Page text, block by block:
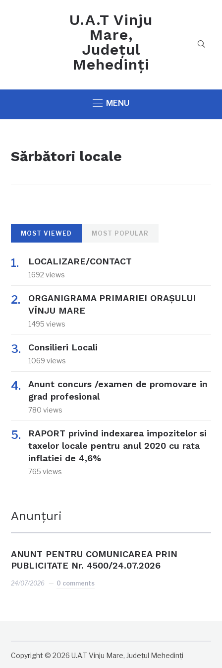
U.A.T Vinju
Mare,
Județul
Mehedinți
MENU
Sărbători locale
MOST VIEWED MOST POPULAR
LOCALIZARE/CONTACT
1692 views
ORGANIGRAMA PRIMARIEI ORAŞULUI
VÎNJU MARE
1495 views
Consilieri Locali
1069 views
Anunt concurs /examen de promovare in
grad profesional
780 views
RAPORT privind indexarea impozitelor si
taxelor locale pentru anul 2020 cu rata
inflatiei de 4,6%
765 views
Anunțuri
ANUNT PENTRU COMUNICAREA PRIN
PUBLICITATE Nr. 4500/24.07.2026
24/07/2026 0 comments
Copyright © 2026 U.A.T Vinju Mare, Județul Mehedinți